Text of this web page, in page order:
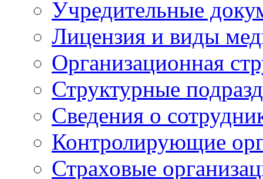
Учредительные
Лицензия и виды
Организационная
Структурные
Сведения о
Контролирующие
Страховые